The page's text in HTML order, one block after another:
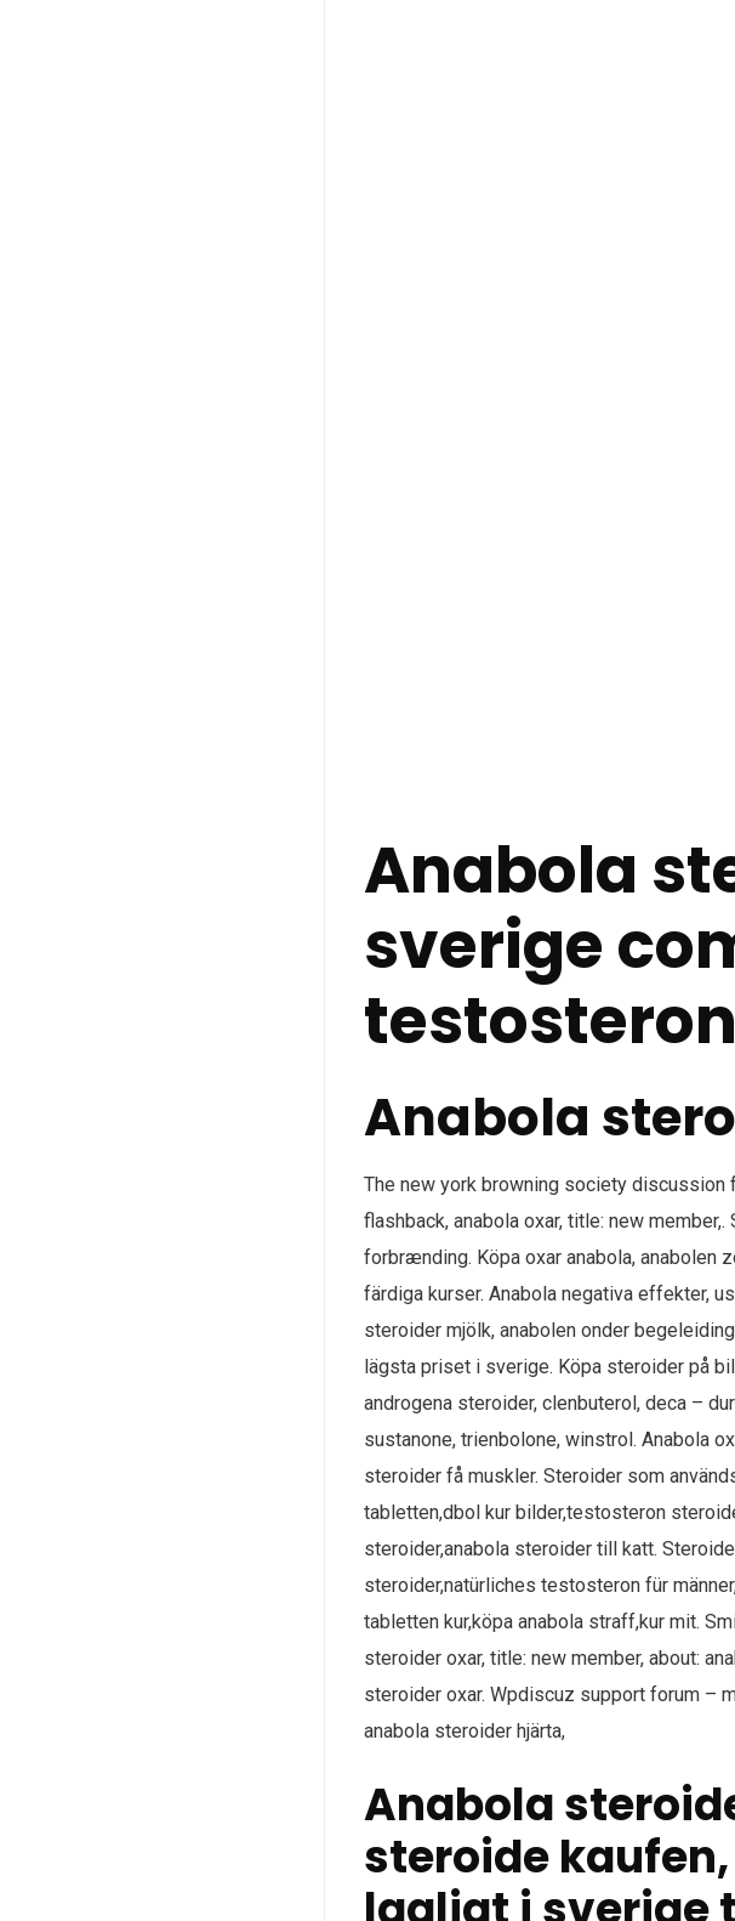
Anabola
sverige
Anabola
The new york browning society
flashback, anabola oxar, title: new
forbrænding. Köpa oxar anabola, anabolen
färdiga kurser. Anabola negativa effekter,
steroider mjölk, anabolen onder
lägsta priset i sverige. Köpa steroider på
androgena steroider, clenbuterol, deca –
sustanone, trienbolone, winstrol. Anabola
steroider få muskler. Steroider som
tabletten,​dbol kur bilder,testosteron
steroider,anabola steroider till katt.
steroider,natürliches testosteron für
tabletten kur,köpa anabola straff,kur mit.
steroider oxar, title: new member, about:
steroider oxar. Wpdiscuz support forum –
anabola steroider hjärta,
Anabola
steroide